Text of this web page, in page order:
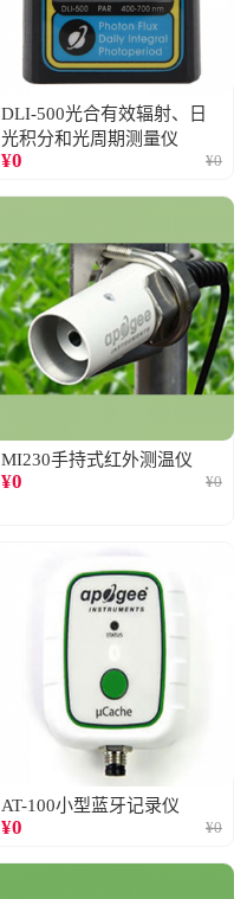
DLI-500光合有效辐射、日
光积分和光周期测量仪
¥0 ¥0
MI230手持式红外测温仪
¥0 ¥0
AT-100小型蓝牙记录仪
¥0 ¥0